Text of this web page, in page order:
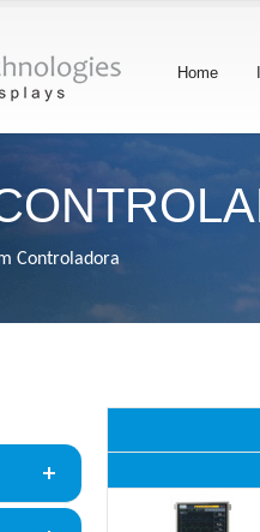
Home
Controladora